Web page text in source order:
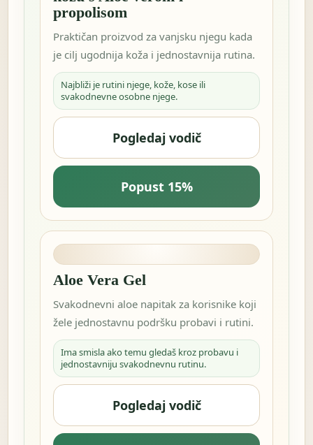
propolisom
Praktičan proizvod za vanjsku njegu kada
je cilj ugodnija koža i jednostavnija rutina.
Najbliži je rutini njege, kože, kose ili
svakodnevne osobne njege.
Pogledaj vodič
Popust 15%
Aloe Vera Gel
Svakodnevni aloe napitak za korisnike koji
žele jednostavnu podršku probavi i rutini.
Ima smisla ako temu gledaš kroz probavu i
jednostavniju svakodnevnu rutinu.
Pogledaj vodič